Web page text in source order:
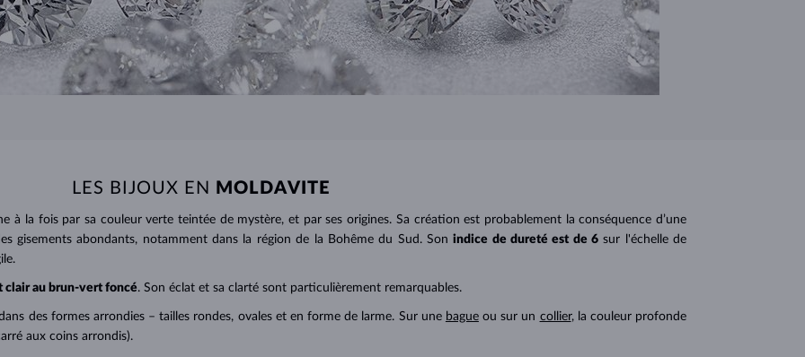
LES BIJOUX EN MOLDAVITE
à la fois par sa couleur verte teintée de mystère, et par ses origines. Sa création est probablement la conséquence d’une
gisements abondants, notamment dans la région de la Bohême du Sud. Son indice de dureté est de 6 sur l'échelle de
clair au brun-vert foncé. Son éclat et sa clarté sont particulièrement remarquables.
des formes arrondies – tailles rondes, ovales et en forme de larme. Sur une bagueou sur un collier, la couleur profonde
aux coins arrondis).